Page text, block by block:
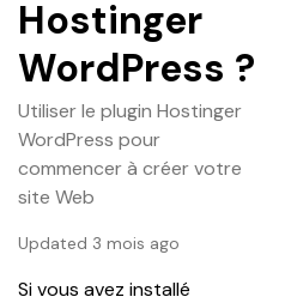
Hostinger
WordPress ?
Utiliser le plugin Hostinger
WordPress pour
commencer à créer votre
site Web
Updated 3 mois ago
Si vous avez installé